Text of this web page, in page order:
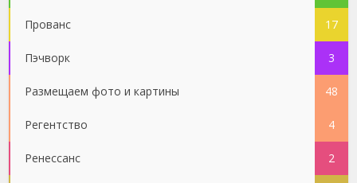
Прованс 17
Пэчворк 3
Размещаем фото и картины 48
Регентство 4
Ренессанс 2